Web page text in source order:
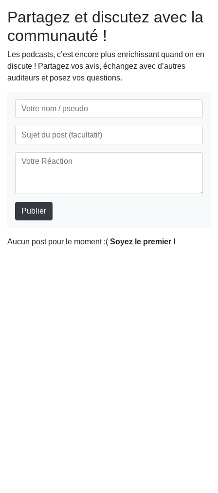
Partagez et discutez avec la
communauté !
Les podcasts, c’est encore plus enrichissant quand on en
discute ! Partagez vos avis, échangez avec d’autres
auditeurs et posez vos questions.
Publier
Aucun post pour le moment :( Soyez le premier !